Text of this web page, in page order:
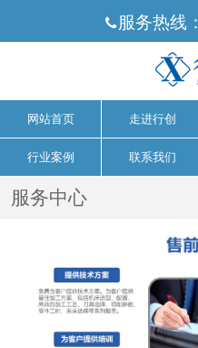
服务热线：
网站首页 走进行创
行业案例 联系我们
服务中心